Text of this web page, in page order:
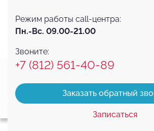
Режим работы call-центра:
Пн.-Вс. 09.00-21.00
Звоните:
+7 (812) 561-40-89
Заказать обратный
Записаться
Этот веб-сайт использует файлы cookie, чтобы
эффективно использовать наш веб-сайт.Узнать
Выберите настройки cookie
Соглашаюсь Подробнее